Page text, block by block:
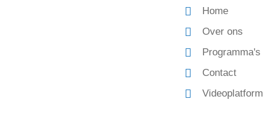
Home
Over ons
Programma's
Contact
Videoplatform